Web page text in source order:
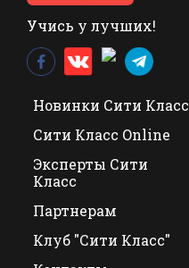
Учись у лучших!
Новинки Сити Класс
Сити Класс Online
Эксперты Сити
Класс
Партнерам
Клуб "Сити Класс"